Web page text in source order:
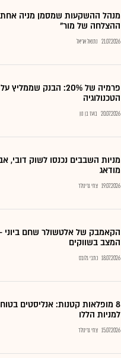
מנהל ההשקעות שמסמן מניה
ההצלחה של מור"
21.07.2026 נתנאל אריאל
פרמיה של 20%: הבנק
הטכנולוגיה
20.07.2026 בועז בן נון
מניות השבבים נכנסו לשוק דובי,
מודאג
19.07.2026 צחי גרינולד
המצב בשווקים
18.07.2026 כתבי גלובס
8 מופלאות קטנות: אנליסטים
למניות הללו
15.07.2026 צחי גרינולד